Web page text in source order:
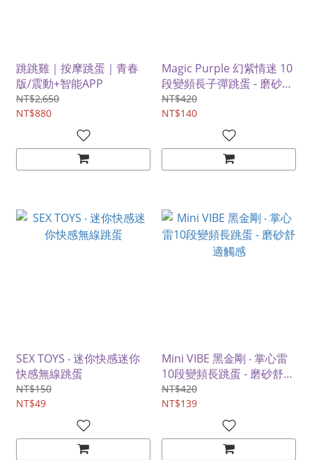
跳跳雞｜按摩跳蛋｜青春
版/震動+智能APP
NT$2,650
NT$880
Magic Purple 幻紫情迷 10
段變頻長子彈跳蛋 - 磨砂舒
適觸感
NT$420
NT$140
SEX TOYS ‧ 迷你快感迷你
快感無線跳蛋
NT$150
NT$49
Mini VIBE 黑金剛 ‧ 掌心雷
10段變頻長跳蛋 - 磨砂舒適
觸感
NT$420
NT$139